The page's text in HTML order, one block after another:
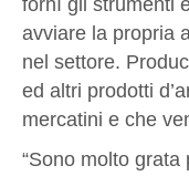
fornì gli strumenti
avviare la propria
nel settore.
ed altri prodotti
mercatini e che
“Sono molto